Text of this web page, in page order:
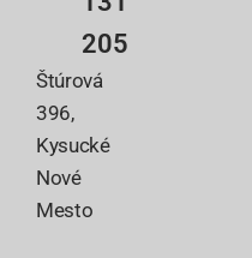
205
Štúrová
396,
Kysucké
Nové
Mesto